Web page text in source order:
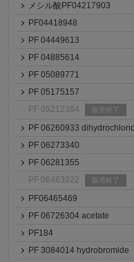
メシル酸PF04217903
PF04418948
PF 04449613
PF 04885614
PF 05089771
PF 05175157
PF 05212384
販売終了
PF 06260933
PF 06273340
PF 06281355
PF 06463922
販売終了
PF06465469
PF 06726304 acetate
PF184
PF 3084014 hydrobromide